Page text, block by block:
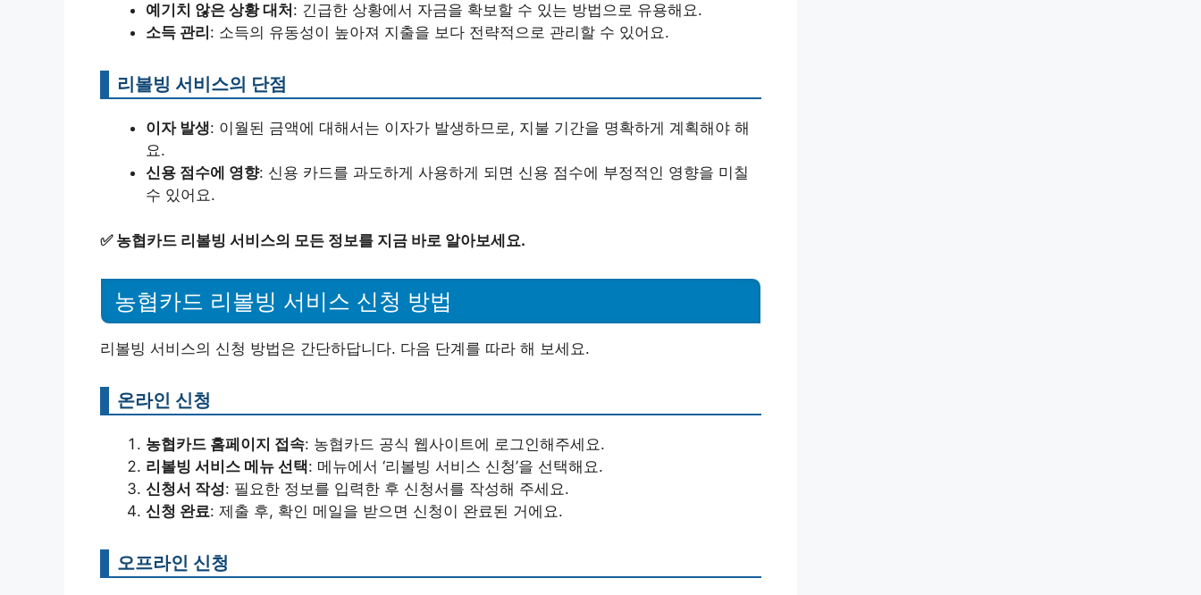
예기치 않은 상황 대처 : 긴급한 상황에서 자금을 확보할 수 있는 방법으로 유용해요.
소득 관리 : 소득의 유동성이 높아져 지출을 보다 전략적으로 관리할 수 있어요.
리볼빙 서비스의 단점
이자 발생: 이월된 금액에 대해서는 이자가 발생하므로, 지불 기간을 명확하게 계획해야 해
요.
신용 점수에 영향: 신용 카드를 과도하게 사용하게 되면 신용 점수에 부정적인 영향을 미칠
수 있어요.
✅ 농협카드 리볼빙 서비스의 모든 정보를 지금 바로 알아보세요.
농협카드 리볼빙 서비스 신청 방법
리볼빙 서비스의 신청 방법은 간단하답니다. 다음 단계를 따라 해 보세요.
온라인 신청
농협카드 홈페이지 접속: 농협카드 공식 웹사이트에 로그인해주세요.
리볼빙 서비스 메뉴 선택: 메뉴에서 ‘리볼빙 서비스 신청’을 선택해요.
신청서 작성: 필요한 정보를 입력한 후 신청서를 작성해 주세요.
신청 완료: 제출 후, 확인 메일을 받으면 신청이 완료된 거에요.
오프라인 신청